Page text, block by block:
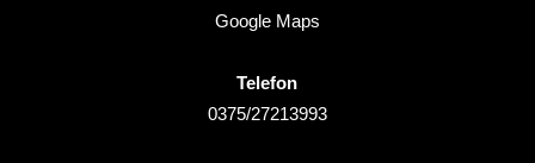
Google Maps
Telefon
0375/27213993